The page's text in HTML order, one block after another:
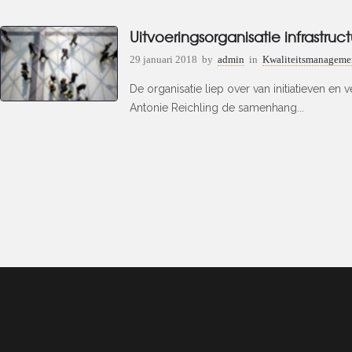
Uitvoeringsorganisatie
29 januari 2018 by admin in
De organisatie liep over van initiatieven en
Antonie Reichling de samenhang...